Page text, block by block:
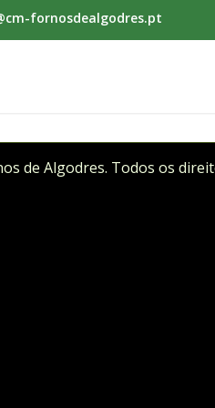
fornosdealgodres.pt
de Algodres. Todos os